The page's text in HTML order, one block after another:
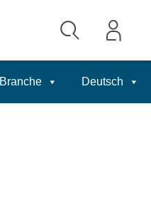
Branche Deutsch